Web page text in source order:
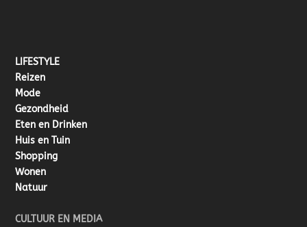
LIFESTYLE
Reizen
Mode
Gezondheid
Eten en Drinken
Huis en Tuin
Shopping
Wonen
Natuur
CULTUUR EN MEDIA